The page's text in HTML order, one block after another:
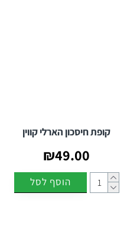
קופת חיסכון הארלי קווין
₪49.00
הוסף לסל